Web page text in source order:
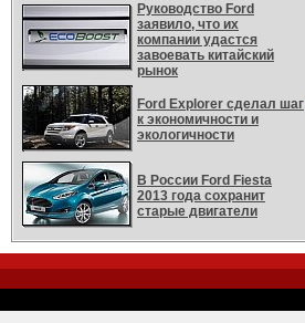
Руководство Ford
заявило, что их
компании удастся
завоевать китайский
рынок
Ford Explorer сделал шаг
к экономичности и
экологичности
В России Ford Fiesta
2013 года сохранит
старые двигатели